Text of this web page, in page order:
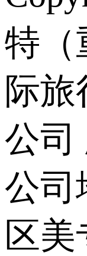
特（
际旅
公司
公司
区